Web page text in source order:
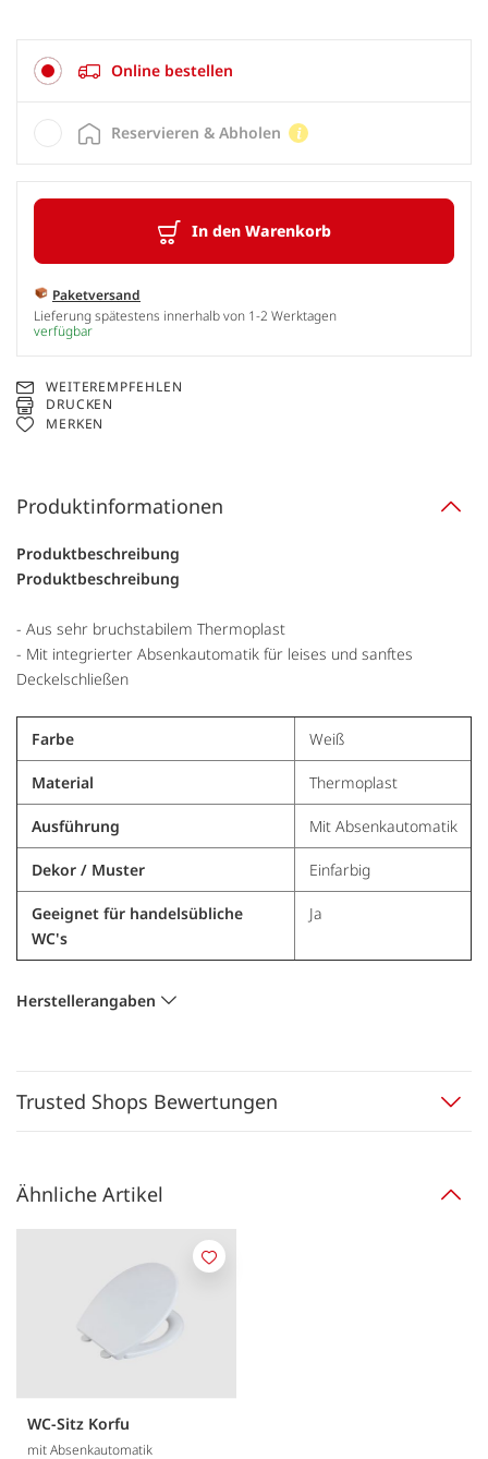
Online bestellen
In den Warenkorb
Paketversand
Lieferung spätestens innerhalb von 1-2 Werktagen
verfügbar
Reservieren & Abholen
WEITEREMPFEHLEN
DRUCKEN
MERKEN
Produktinformationen
Produktbeschreibung
Produktbeschreibung
- Aus sehr bruchstabilem Thermoplast
- Mit integrierter Absenkautomatik für leises und sanftes
Deckelschließen
Farbe Weiß
Material Thermoplast
Ausführung Mit Absenkautomatik
Dekor / Muster Einfarbig
Geeignet für handelsübliche
WC's
Ja
Herstellerangaben
Trusted Shops Bewertungen
Ähnliche Artikel
WC-Sitz Korfu
mit Absenkautomatik
Merken